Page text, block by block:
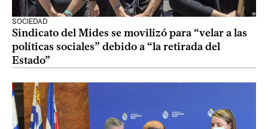
SOCIEDAD
Sindicato del Mides se movilizó para “velar a las
políticas sociales” debido a “la retirada del
Estado”